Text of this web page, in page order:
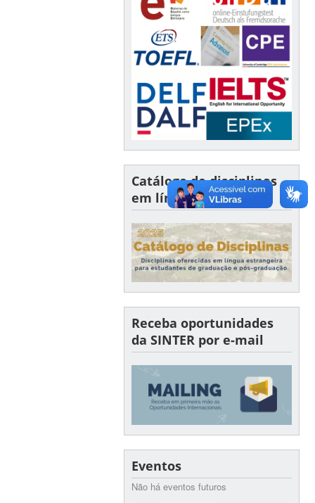
Catálogo de disciplinas
em língua estrangeira
Receba oportunidades
da SINTER por e-mail
Eventos
Não há eventos futuros